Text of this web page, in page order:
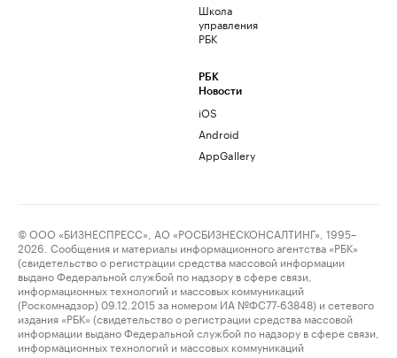
Школа
управления
РБК
РБК
Новости
iOS
Android
AppGallery
© ООО «БИЗНЕСПРЕСС», АО «РОСБИЗНЕСКОНСАЛТИНГ», 1995–
2026. Сообщения и материалы информационного агентства «РБК»
(свидетельство о регистрации средства массовой информации
выдано Федеральной службой по надзору в сфере связи,
информационных технологий и массовых коммуникаций
(Роскомнадзор) 09.12.2015 за номером ИА №ФС77-63848) и сетевого
издания «РБК» (свидетельство о регистрации средства массовой
информации выдано Федеральной службой по надзору в сфере связи,
информационных технологий и массовых коммуникаций